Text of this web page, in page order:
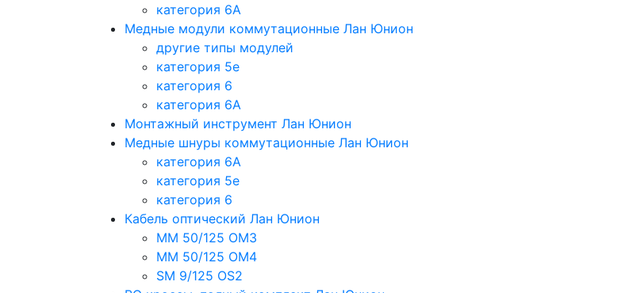
категория 6A
Медные модули коммутационные Лан Юнион
другие типы модулей
категория 5е
категория 6
категория 6A
Монтажный инструмент Лан Юнион
Медные шнуры коммутационные Лан Юнион
категория 6A
категория 5e
категория 6
Кабель оптический Лан Юнион
MM 50/125 OM3
MM 50/125 OM4
SM 9/125 OS2